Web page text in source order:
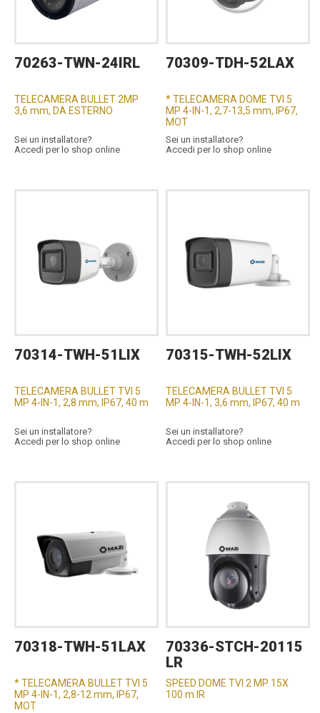
70263-TWN-24IRL
TELECAMERA BULLET 2MP
3,6 mm, DA ESTERNO
Sei un installatore?
Accedi per lo shop online
70309-TDH-52LAX
* TELECAMERA DOME TVI 5
MP 4-IN-1, 2,7-13,5 mm, IP67,
MOT
Sei un installatore?
Accedi per lo shop online
70314-TWH-51LIX
TELECAMERA BULLET TVI 5
MP 4-IN-1, 2,8 mm, IP67, 40 m
Sei un installatore?
Accedi per lo shop online
70315-TWH-52LIX
TELECAMERA BULLET TVI 5
MP 4-IN-1, 3,6 mm, IP67, 40 m
Sei un installatore?
Accedi per lo shop online
70318-TWH-51LAX
* TELECAMERA BULLET TVI 5
MP 4-IN-1, 2,8-12 mm, IP67,
MOT
70336-STCH-20115
LR
SPEED DOME TVI 2 MP 15X
100 m IR